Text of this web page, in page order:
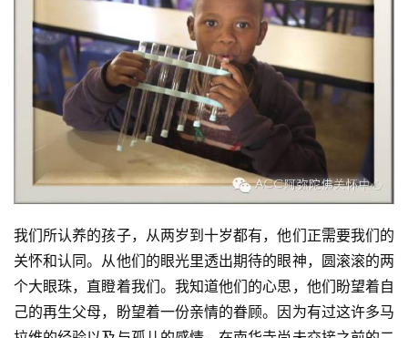
我们所认养的孩子，从两岁到十岁都有，他们正需要我们的
关怀和认同。从他们的眼光里透出期待的眼神，圆滚滚的两
个大眼珠，直瞪着我们。我知道他们的心思，他们盼望着自
己的再生父母，盼望着一份亲情的眷顾。因为有过这许多马